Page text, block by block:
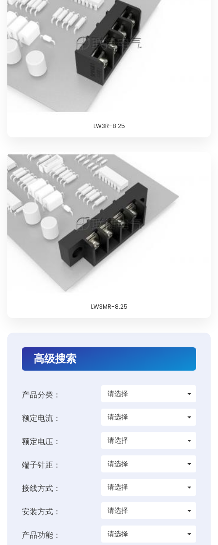
高级搜索
产品分类： 请选择
额定电流： 请选择
额定电压： 请选择
端子针距： 请选择
接线方式： 请选择
安装方式： 请选择
产品功能： 请选择
LW3R-8.25
LW3MR-8.25